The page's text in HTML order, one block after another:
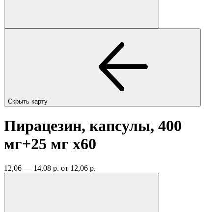
Скрыть карту
Пирацезин, капсулы, 400
мг+25 мг x60
12,06 — 14,08 р. от 12,06 р.